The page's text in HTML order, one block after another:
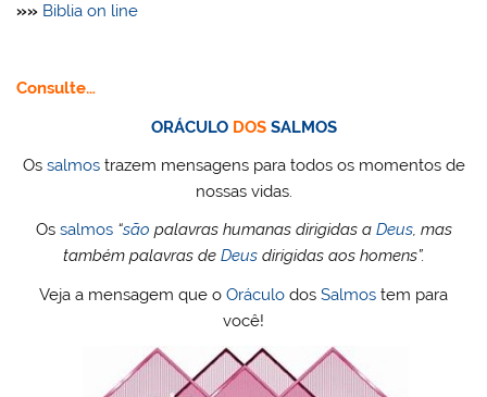
»» Biblia on line
Consulte…
ORÁCULODOS SALMOS
Os salmostrazem mensagens para todos os momentos de
nossas vidas.
Os salmos “são palavras humanas dirigidas a Deus, mas
também palavras de Deusdirigidas aos homens”.
Veja a mensagem que o Oráculo dos Salmos tem para
você!